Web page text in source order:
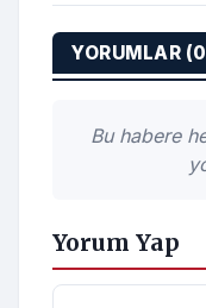
YORUMLAR
Bu habere
Yorum Yap